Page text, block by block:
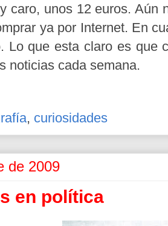
caro, unos 12 euros. Aún
ya por Internet. En
Lo que esta claro es que
noticias cada semana.
, curiosidades
de 2009
en política